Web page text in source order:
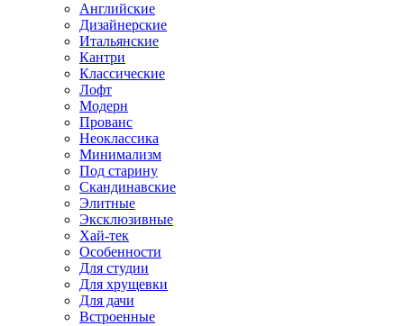
Английские
Дизайнерские
Итальянские
Кантри
Классические
Лофт
Модерн
Прованс
Неоклассика
Минимализм
Под старину
Скандинавские
Элитные
Эксклюзивные
Хай-тек
Особенности
Для студии
Для хрущевки
Для дачи
Встроенные